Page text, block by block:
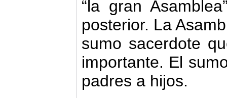
“la gran
posterior. La
sumo sacerdote
importante. El
padres a hijos.